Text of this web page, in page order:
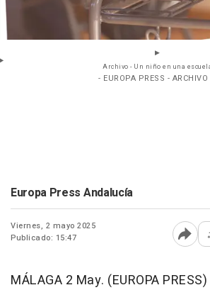
Archivo - Un niño en una
- EUROPA PRESS - ARCHIVO
Europa Press Andalucía
Viernes, 2 mayo 2025
Publicado: 15:47
MÁLAGA 2 May. (EUROPA